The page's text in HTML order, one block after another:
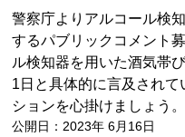
警察庁よりアルコール検
するパブリックコメント
ル検知器を用いた酒気帯
1日と具体的に言及され
ションを心掛けましょう。
公開日：2023年 6月16日